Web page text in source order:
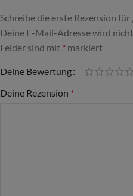
Schreibe die erste Rezension
Deine E-Mail-Adresse wird
Felder sind mit * markiert
Deine Bewertung
Deine Rezension *
Alternative: